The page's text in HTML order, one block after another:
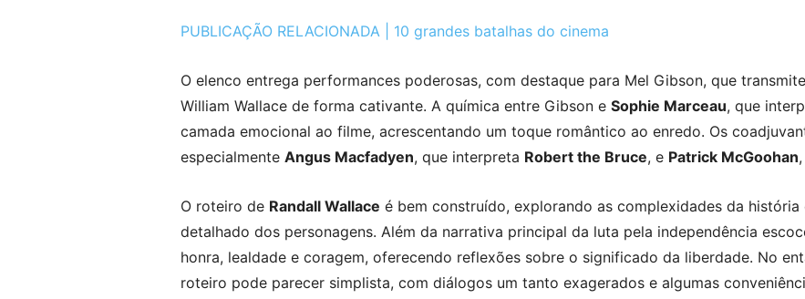
PUBLICAÇÃO RELACIONADA | 10 grandes batalhas do cinema
O elenco entrega performances poderosas, com destaque para Mel Gibson, que
William Wallace de forma cativante. A química entre Gibson e Sophie Marceau, que
camada emocional ao filme, acrescentando um toque romântico ao enredo. Os
especialmente Angus Macfadyen, que interpreta Robert the Bruce, e Patrick McGoohan
O roteiro de Randall Wallace é bem construído, explorando as complexidades da
detalhado dos personagens. Além da narrativa principal da luta pela independência
honra, lealdade e coragem, oferecendo reflexões sobre o significado da liberdade. No
roteiro pode parecer simplista, com diálogos um tanto exagerados e algumas